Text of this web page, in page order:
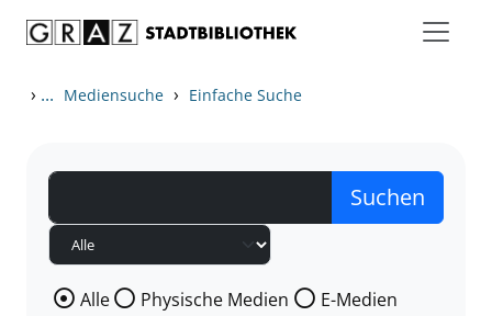
› ... Mediensuche › Einfache Suche
Wählen Sie die Medienart nach der Sie suchen wollen.
Alle Physische Medien
E-Medien